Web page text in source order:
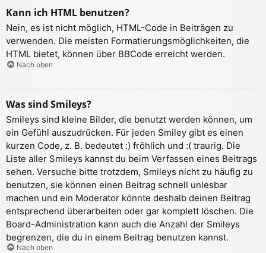
Kann ich HTML benutzen?
Nein, es ist nicht möglich, HTML-Code in Beiträgen zu
verwenden. Die meisten Formatierungsmöglichkeiten, die
HTML bietet, können über BBCode erreicht werden.
Nach oben
Was sind Smileys?
Smileys sind kleine Bilder, die benutzt werden können, um
ein Gefühl auszudrücken. Für jeden Smiley gibt es einen
kurzen Code, z. B. bedeutet :) fröhlich und :( traurig. Die
Liste aller Smileys kannst du beim Verfassen eines Beitrags
sehen. Versuche bitte trotzdem, Smileys nicht zu häufig zu
benutzen, sie können einen Beitrag schnell unlesbar
machen und ein Moderator könnte deshalb deinen Beitrag
entsprechend überarbeiten oder gar komplett löschen. Die
Board-Administration kann auch die Anzahl der Smileys
begrenzen, die du in einem Beitrag benutzen kannst.
Nach oben